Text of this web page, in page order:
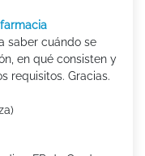
saber cuándo se
en qué consisten y
requisitos. Gracias.